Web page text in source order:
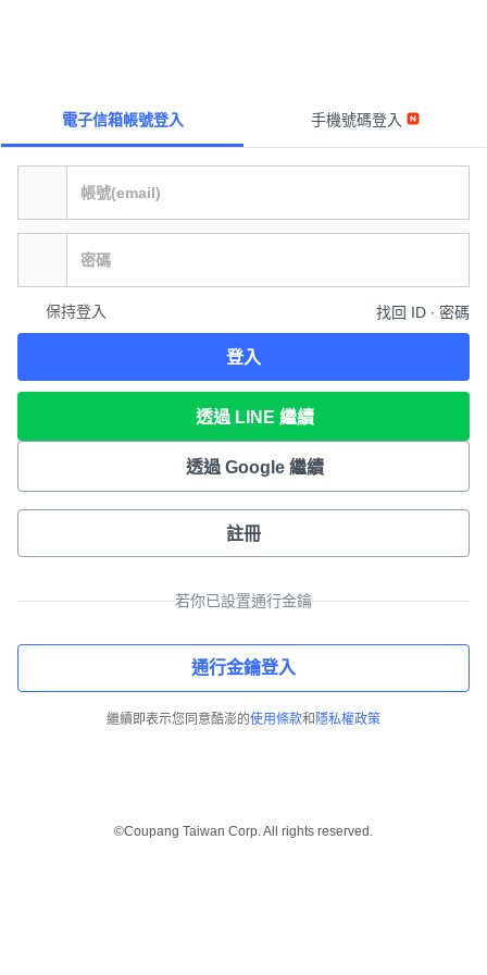
電子信箱帳號登入 手機號碼登入
保持登入 找回 ID ∙ 密碼
登入
透過 LINE 繼續
透過 Google 繼續
註冊
若你已設置通行金鑰
通行金鑰登入
繼續即表示您同意酷澎的使用條款和 隱私權政策
©Coupang Taiwan Corp. All rights reserved.